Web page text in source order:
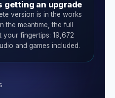
getting an upgrade
version is in the works
meantime, the full
your fingertips: 19,672
and games included.